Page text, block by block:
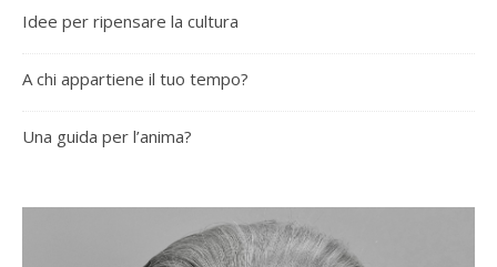
Idee per ripensare la cultura
A chi appartiene il tuo tempo?
Una guida per l’anima?